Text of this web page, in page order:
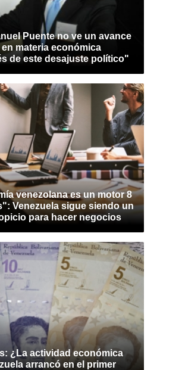
Puente no ve un avance
materia económica
de este desajuste político"
venezolana es un motor 8
Venezuela sigue siendo un
para hacer negocios
¿La actividad económica
arrancó en el primer